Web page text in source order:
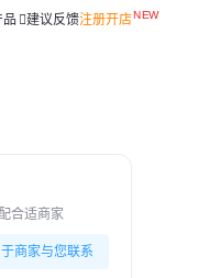
品 建议反馈注册开店
合适商家
商家与您联系